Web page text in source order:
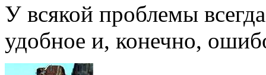
У всякой проблемы
удобное и, конечно,